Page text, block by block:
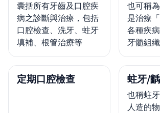
囊括所有牙齒及口腔疾
病之診斷與治療，包括
口腔檢查、洗牙、蛀牙
填補、根管治療等
也可稱
是治療
各種疾
牙髓組
定期口腔檢查 蛀牙/
也稱蛀
人造的